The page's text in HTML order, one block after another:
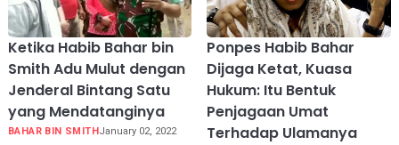
Ketika Habib Bahar bin
Smith Adu Mulut dengan
Jenderal Bintang Satu
yang Mendatanginya
BAHAR BIN SMITHJanuary 02, 2022
Ponpes Habib Bahar
Dijaga Ketat, Kuasa
Hukum: Itu Bentuk
Penjagaan Umat
Terhadap Ulamanya